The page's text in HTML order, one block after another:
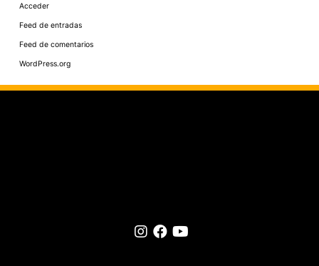
Acceder
Feed de entradas
Feed de comentarios
WordPress.org